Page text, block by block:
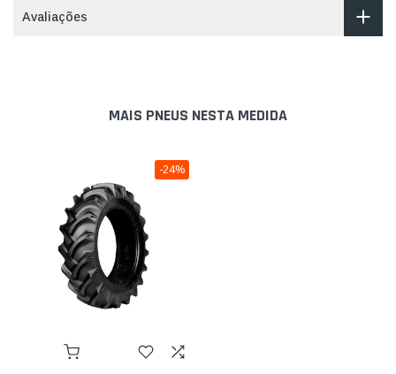
Avaliações
MAIS PNEUS NESTA MEDIDA
-24%